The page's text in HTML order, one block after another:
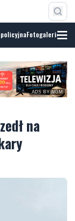
Fotogalerie
ADS BY NGM
na